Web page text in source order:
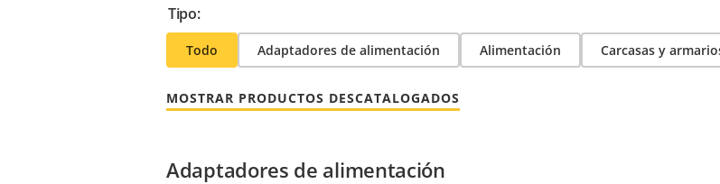
Tipo:
Todo Adaptadores de alimentación Alimentación Carcasas y
MOSTRAR PRODUCTOS DESCATALOGADOS
Adaptadores de alimentación